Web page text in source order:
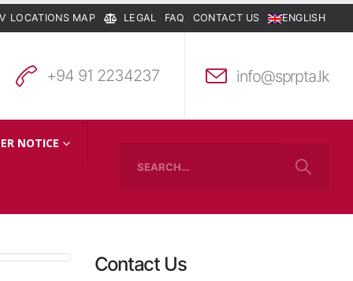
LOCATIONS MAP LEGAL FAQ CONTACT US ENGLISH
+94 91 2234237 info@sprpta.lk
NOTICE
Contact Us